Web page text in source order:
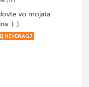
vo mojata
:) :)
NEVENAGJ